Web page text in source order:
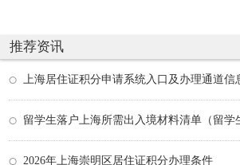
推荐资讯
上海居住证积分申请系统入口及办理通道
2026年上海崇明区居住证积分办理条件